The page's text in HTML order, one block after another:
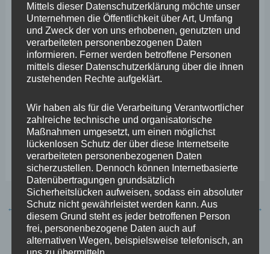
„Die unterdurchschnittliche Wachstumsdynamik des
rheinland-pfälzischen Tourismus ist im Bundesvergleich
eine Herausforderung, der sich das Land mit der neuen
Tourismusstrategie bewusst und aktiv stellt“, bringt
Stephan Wefelscheid die Problematik auf den Punkt, in
dem er aus der Tourismusstrategie der Landesregierung
zitiert. „Aber wo bleiben die Initiativen des Ministeriums
und der Landesregierung, ihre eigenen Erkenntnisse
umzusetzen?“
← Vorheriger Beitrag Nächster Beitrag →
Mittels dieser Datenschutzerklärung möchte unser
Unternehmen die Öffentlichkeit über Art, Umfang
und Zweck der von uns erhobenen, genutzten und
verarbeiteten personenbezogenen Daten
informieren. Ferner werden betroffene Personen
mittels dieser Datenschutzerklärung über die ihnen
zustehenden Rechte aufgeklärt.
Wir haben als für die Verarbeitung Verantwortlicher
zahlreiche technische und organisatorische
Maßnahmen umgesetzt, um einen möglichst
lückenlosen Schutz der über diese Internetseite
verarbeiteten personenbezogenen Daten
sicherzustellen. Dennoch können Internetbasierte
Datenübertragungen grundsätzlich
Sicherheitslücken aufweisen, sodass ein absoluter
Schutz nicht gewährleistet werden kann. Aus
diesem Grund steht es jeder betroffenen Person
frei, personenbezogene Daten auch auf
alternativen Wegen, beispielsweise telefonisch, an